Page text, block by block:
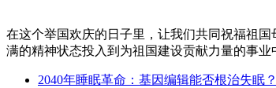
在这个举国欢庆的日子里，让我们共同祝福祖
满的精神状态投入到为祖国建设贡献力量的事业
2040年睡眠革命：基因编辑能否根治失眠？